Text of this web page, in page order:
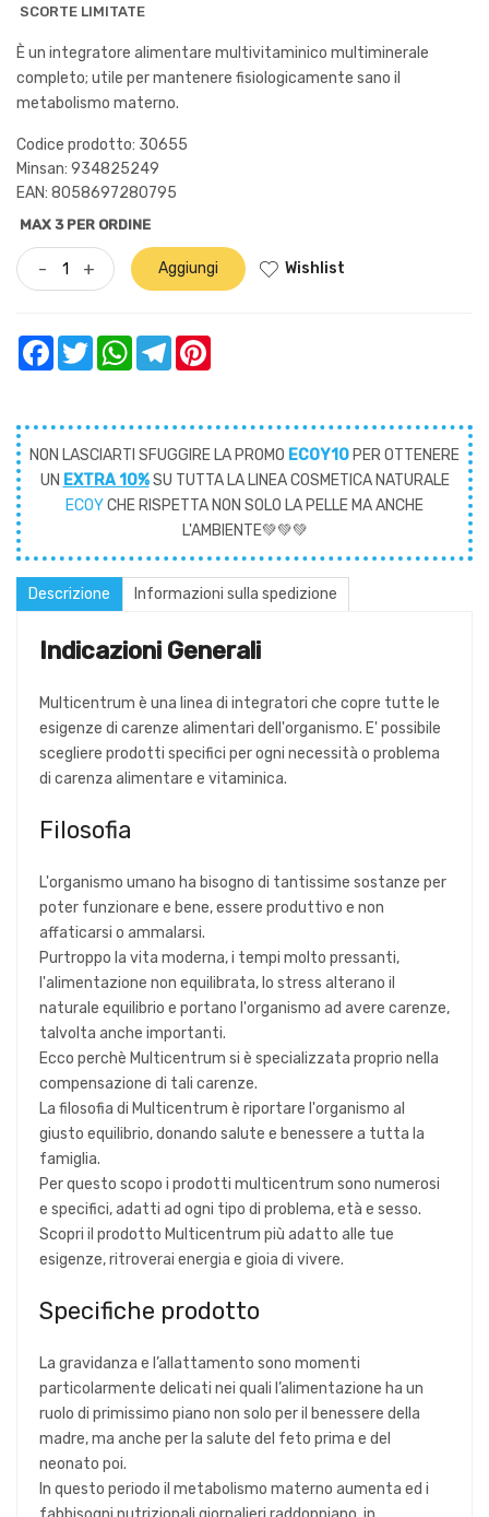
SCORTE LIMITATE
È un integratore alimentare multivitaminico multiminerale
completo; utile per mantenere fisiologicamente sano il
metabolismo materno.
Codice prodotto: 30655
Minsan: 934825249
EAN: 8058697280795
MAX 3 PER ORDINE
- + Aggiungi Wishlist
FacebookTwitterWhatsAppTelegram
NON LASCIARTI SFUGGIRE LA PROMO ECOY10 PER OTTENERE
UN EXTRA 10%SU TUTTA LA LINEA COSMETICA NATURALE
ECOYCHE RISPETTA NON SOLO LA PELLE MA ANCHE
L'AMBIENTE💚💚💚
Descrizione Informazioni sulla spedizione
Indicazioni Generali
Multicentrum è una linea di integratori che copre tutte le
esigenze di carenze alimentari dell'organismo. E' possibile
scegliere prodotti specifici per ogni necessità o problema
di carenza alimentare e vitaminica.
Filosofia
L'organismo umano ha bisogno di tantissime sostanze per
poter funzionare e bene, essere produttivo e non
affaticarsi o ammalarsi.
Purtroppo la vita moderna, i tempi molto pressanti,
l'alimentazione non equilibrata, lo stress alterano il
naturale equilibrio e portano l'organismo ad avere carenze,
talvolta anche importanti.
Ecco perchè Multicentrum si è specializzata proprio nella
compensazione di tali carenze.
La filosofia di Multicentrum è riportare l'organismo al
giusto equilibrio, donando salute e benessere a tutta la
famiglia.
Per questo scopo i prodotti multicentrum sono numerosi
e specifici, adatti ad ogni tipo di problema, età e sesso.
Scopri il prodotto Multicentrum più adatto alle tue
esigenze, ritroverai energia e gioia di vivere.
Specifiche prodotto
La gravidanza e l’allattamento sono momenti
particolarmente delicati nei quali l’alimentazione ha un
ruolo di primissimo piano non solo per il benessere della
madre, ma anche per la salute del feto prima e del
neonato poi.
In questo periodo il metabolismo materno aumenta ed i